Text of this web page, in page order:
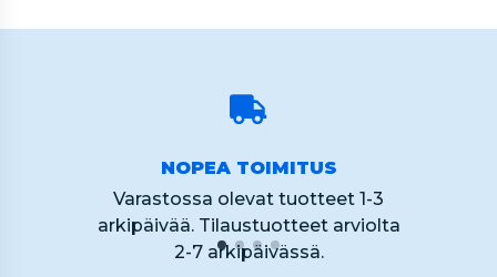
NOPEA TOIMITUS
Varastossa olevat tuotteet 1-3
arkipäivää. Tilaustuotteet arviolta
2-7 arkipäivässä.